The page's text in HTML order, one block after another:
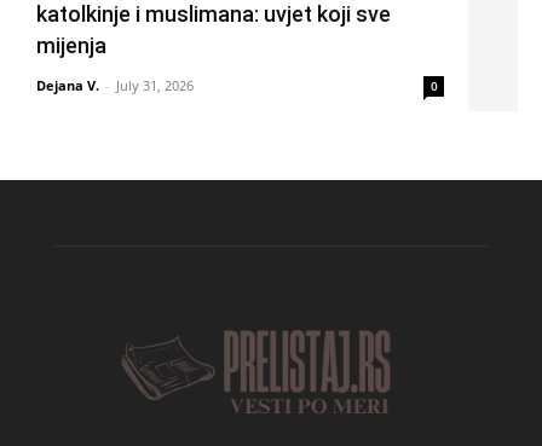
katolkinje i muslimana: uvjet koji sve
mijenja
Dejana V. - July 31, 2026 0